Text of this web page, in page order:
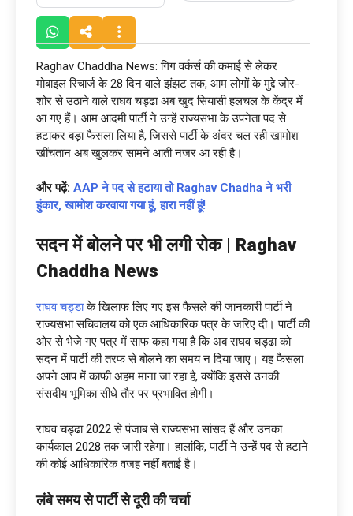
Raghav Chaddha News: गिग वर्कर्स की कमाई से लेकर
मोबाइल रिचार्ज के 28 दिन वाले झंझट तक, आम लोगों के मुद्दे जोर-
शोर से उठाने वाले राघव चड्ढा अब खुद सियासी हलचल के केंद्र में
आ गए हैं। आम आदमी पार्टी ने उन्हें राज्यसभा के उपनेता पद से
हटाकर बड़ा फैसला लिया है, जिससे पार्टी के अंदर चल रही खामोश
खींचतान अब खुलकर सामने आती नजर आ रही है।
और पढ़ें: AAP ने पद से हटाया तो Raghav Chadha ने भरी
हुंकार, खामोश करवाया गया हूं, हारा नहीं हूं!
सदन में बोलने पर भी लगी रोक | Raghav
Chaddha News
राघव चड्डाके खिलाफ लिए गए इस फैसले की जानकारी पार्टी ने
राज्यसभा सचिवालय को एक आधिकारिक पत्र के जरिए दी। पार्टी की
ओर से भेजे गए पत्र में साफ कहा गया है कि अब राघव चड्ढा को
सदन में पार्टी की तरफ से बोलने का समय न दिया जाए। यह फैसला
अपने आप में काफी अहम माना जा रहा है, क्योंकि इससे उनकी
संसदीय भूमिका सीधे तौर पर प्रभावित होगी।
राघव चड्ढा 2022 से पंजाब से राज्यसभा सांसद हैं और उनका
कार्यकाल 2028 तक जारी रहेगा। हालांकि, पार्टी ने उन्हें पद से हटाने
की कोई आधिकारिक वजह नहीं बताई है।
लंबे समय से पार्टी से दूरी की चर्चा